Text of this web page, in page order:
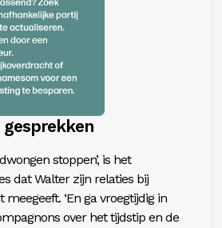
gesprekken
stoppen’, is het
dat Walter zijn relaties bij
‘En ga vroegtijdig in
over het tijdstip en de